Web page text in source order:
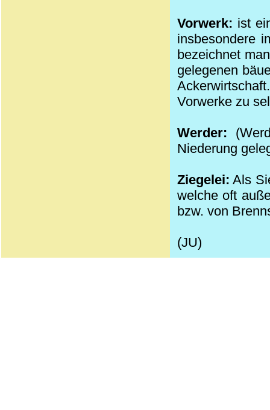
Vorwerk: ist
insbesondere
bezeichnet
gelegenen
Vorwerke zu
Werder:
Niederung
Ziegelei: Als
welche oft
bzw. von
(JU)